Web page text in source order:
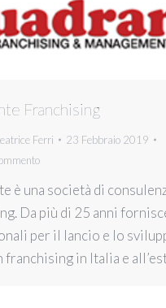
Franchising
Ferri
23 Febbraio 2019
è una società di
Da più di 25 anni
per il lancio e lo
franchising in Italia e